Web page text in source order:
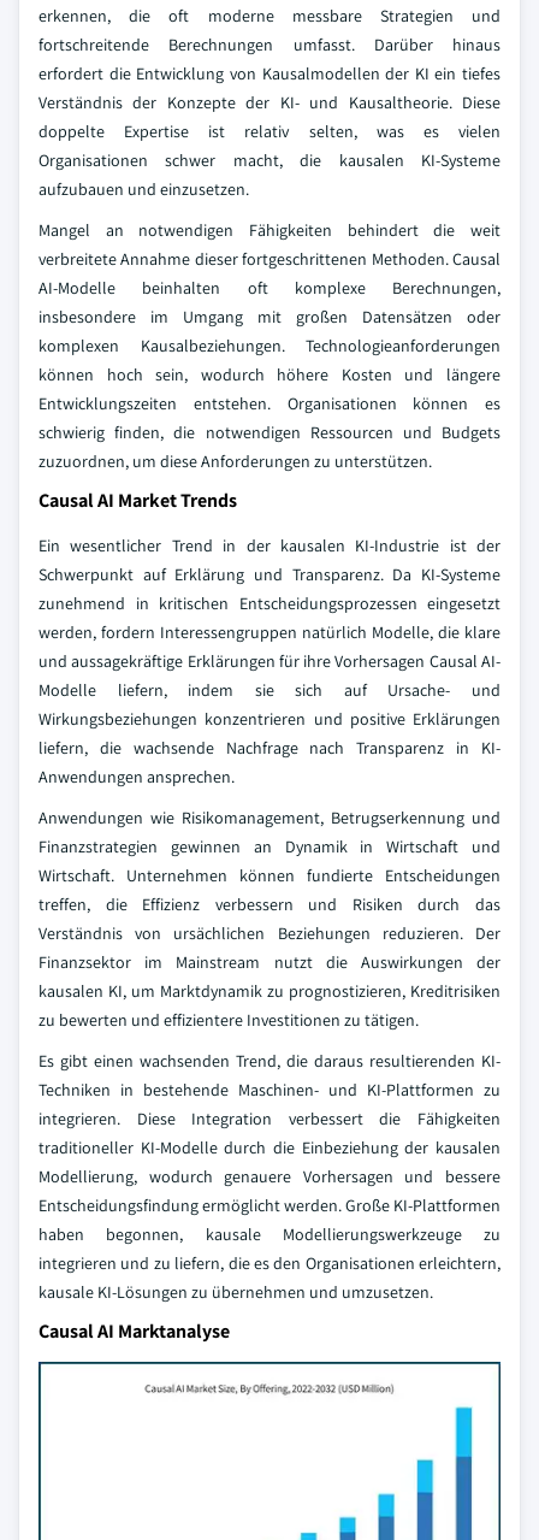
erkennen, die oft moderne messbare Strategien und
fortschreitende Berechnungen umfasst. Darüber hinaus
erfordert die Entwicklung von Kausalmodellen der KI ein tiefes
Verständnis der Konzepte der KI- und Kausaltheorie. Diese
doppelte Expertise ist relativ selten, was es vielen
Organisationen schwer macht, die kausalen KI-Systeme
aufzubauen und einzusetzen.
Mangel an notwendigen Fähigkeiten behindert die weit
verbreitete Annahme dieser fortgeschrittenen Methoden. Causal
AI-Modelle beinhalten oft komplexe Berechnungen,
insbesondere im Umgang mit großen Datensätzen oder
komplexen Kausalbeziehungen. Technologieanforderungen
können hoch sein, wodurch höhere Kosten und längere
Entwicklungszeiten entstehen. Organisationen können es
schwierig finden, die notwendigen Ressourcen und Budgets
zuzuordnen, um diese Anforderungen zu unterstützen.
Causal AI Market Trends
Ein wesentlicher Trend in der kausalen KI-Industrie ist der
Schwerpunkt auf Erklärung und Transparenz. Da KI-Systeme
zunehmend in kritischen Entscheidungsprozessen eingesetzt
werden, fordern Interessengruppen natürlich Modelle, die klare
und aussagekräftige Erklärungen für ihre Vorhersagen Causal AI-
Modelle liefern, indem sie sich auf Ursache- und
Wirkungsbeziehungen konzentrieren und positive Erklärungen
liefern, die wachsende Nachfrage nach Transparenz in KI-
Anwendungen ansprechen.
Anwendungen wie Risikomanagement, Betrugserkennung und
Finanzstrategien gewinnen an Dynamik in Wirtschaft und
Wirtschaft. Unternehmen können fundierte Entscheidungen
treffen, die Effizienz verbessern und Risiken durch das
Verständnis von ursächlichen Beziehungen reduzieren. Der
Finanzsektor im Mainstream nutzt die Auswirkungen der
kausalen KI, um Marktdynamik zu prognostizieren, Kreditrisiken
zu bewerten und effizientere Investitionen zu tätigen.
Es gibt einen wachsenden Trend, die daraus resultierenden KI-
Techniken in bestehende Maschinen- und KI-Plattformen zu
integrieren. Diese Integration verbessert die Fähigkeiten
traditioneller KI-Modelle durch die Einbeziehung der kausalen
Modellierung, wodurch genauere Vorhersagen und bessere
Entscheidungsfindung ermöglicht werden. Große KI-Plattformen
haben begonnen, kausale Modellierungswerkzeuge zu
integrieren und zu liefern, die es den Organisationen erleichtern,
kausale KI-Lösungen zu übernehmen und umzusetzen.
Causal AI Marktanalyse